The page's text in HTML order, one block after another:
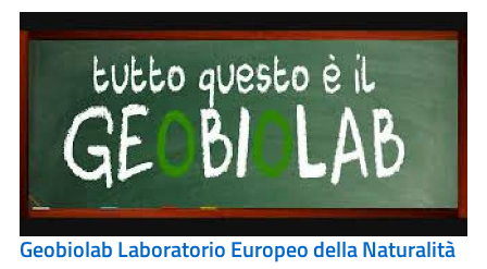
Geobiolab Laboratorio Europeo della Naturalità